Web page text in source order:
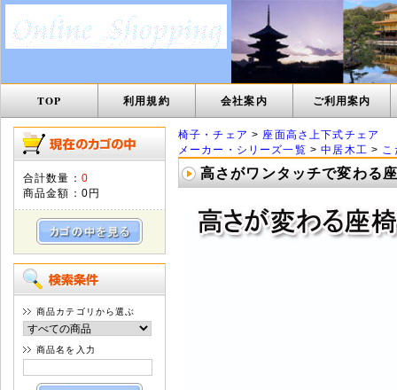
TOP 利用規約 会社案内 ご利用案内
合計数量： 0
商品金額： 0円
商品カテゴリから選ぶ
商品名を入力
椅子・チェア > 座面高さ上下式チェア
メーカー・シリーズ一覧 >中居木工 >
高さがワンタッチで変わる